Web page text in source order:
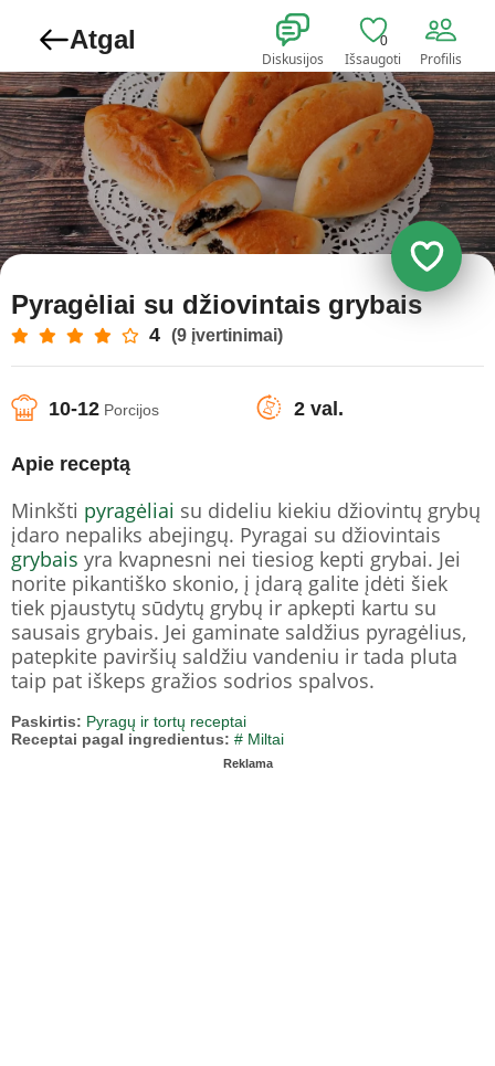
Atgal
Diskusijos
0
Išsaugoti Profilis
Pyragėliai su džiovintais grybais
4 (9 įvertinimai)
10-12 Porcijos 2 val.
Apie receptą
Minkšti pyragėliai su dideliu kiekiu džiovintų grybų
įdaro nepaliks abejingų. Pyragai su džiovintais
grybais yra kvapnesni nei tiesiog kepti grybai. Jei
norite pikantiško skonio, į įdarą galite įdėti šiek
tiek pjaustytų sūdytų grybų ir apkepti kartu su
sausais grybais. Jei gaminate saldžius pyragėlius,
patepkite paviršių saldžiu vandeniu ir tada pluta
taip pat iškeps gražios sodrios spalvos.
Paskirtis: Pyragų ir tortų receptai
Receptai pagal ingredientus: # Miltai
Reklama